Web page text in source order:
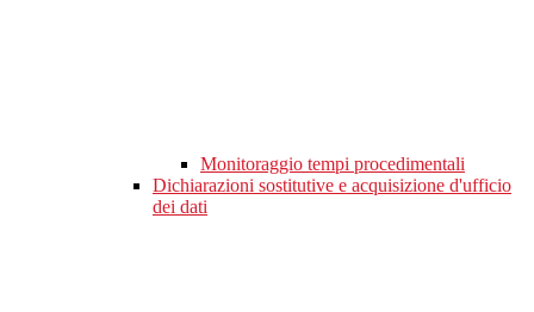
Monitoraggio tempi procedimentali
Dichiarazioni sostitutive e acquisizione d'ufficio
dei dati